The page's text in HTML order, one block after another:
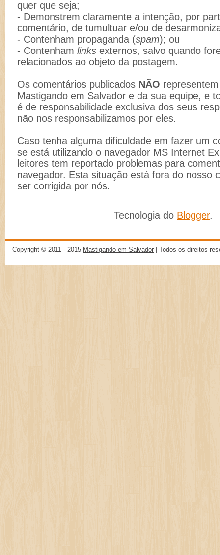
quer que seja;
- Demonstrem claramente a intenção, por
comentário, de tumultuar e/ou de
- Contenham propaganda (spam); ou
- Contenham links externos, salvo quando
relacionados ao objeto da postagem.
Os comentários publicados NÃO
Mastigando em Salvador e da sua equipe, e
é de responsabilidade exclusiva dos seus
não nos responsabilizamos por eles.
Caso tenha alguma dificuldade em fazer um
se está utilizando o navegador MS Internet
leitores tem reportado problemas para
navegador. Esta situação está fora do nosso
ser corrigida por nós.
Tecnologia do Blogger.
Copyright © 2011 - 2015 Mastigando em Salvador | Todos os direitos